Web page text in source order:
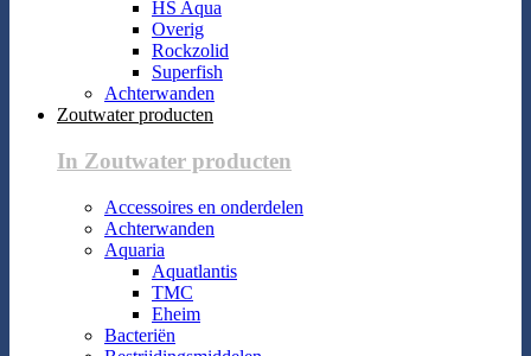
HS Aqua
Overig
Rockzolid
Superfish
Achterwanden
Zoutwater producten
In Zoutwater producten
Accessoires en onderdelen
Achterwanden
Aquaria
Aquatlantis
TMC
Eheim
Bacteriën